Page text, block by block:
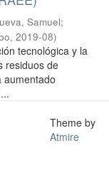
Samuel;
, 2019-08)
tecnológica y la
residuos de
aumentado
Theme by
Atmire